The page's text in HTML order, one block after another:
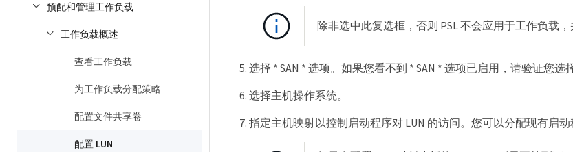
预配和管理工作负载
工作负载概述
查看工作负载
为工作负载分配策略
配置文件共享卷
配置 LUN
除非选中此复选框，否则 PSL 不会应用于工作负载
选择 * SAN * 选项。如果您看不到 * SAN * 选项已启用，请验证您选择
选择主机操作系统。
指定主机映射以控制启动程序对 LUN 的访问。您可以分配现有启